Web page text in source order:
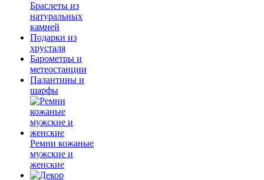
Браслеты из
натуральных
камней
Подарки из
хрусталя
Барометры и
метеостанции
Палантины и
шарфы
Ремни кожаные
мужские и
женские